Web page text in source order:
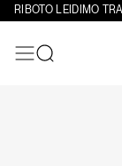
Eiti prie turinio
RIBOTO LEIDIMO